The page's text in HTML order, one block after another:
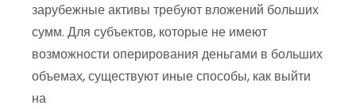
зарубежные активы требуют вложений больших
сумм. Для субъектов, которые не имеют
возможности оперирования деньгами в больших
объемах, существуют иные способы, как выйти
на